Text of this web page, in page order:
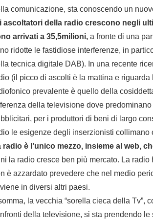
comunicazione, sta conoscendo un
ascoltatori della radio crescono negli
arrivati a 35,5milioni, a fronte di una
ridotte le fastidiose interferenze, in
tecnica digitale DAB). In una recente
(il picco di ascolti è la mattina e
prevalente è quello della
della televisione dove
per i produttori di beni di largo
le esigenze degli inserzionisti
radio è l’unico mezzo, insieme al web,
la radio cresce ben più mercato. La
è azzardato prevedere che nel medio
in diversi altri paesi.
la vecchia “sorella cieca della
della televisione, si sta prendendo